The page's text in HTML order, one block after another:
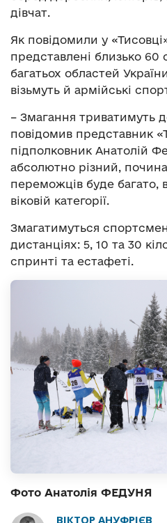
дівчат.
Як повідомили у
представлені близько 60
багатьох областей
візьмуть й армійські
– Змагання триватимуть
повідомив представник
підполковник Анатолій
абсолютно різний,
переможців буде багато,
віковій категорії.
Змагатимуться
дистанціях: 5, 10 та 30
спринті та естафеті.
Фото Анатолія ФЕДУНЯ
ВІКТОР АНУФРІЄВ